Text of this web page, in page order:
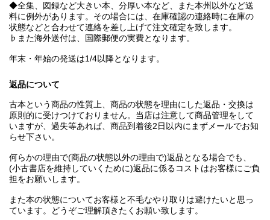
◆全集、図録など大きい本、分厚い本など、また本州以外など送
料に例外があります。その場合には、在庫確認の連絡時に在庫の
状態などと合わせて連絡を差し上げて注文確定を致します。
♭また海外送付は、国際郵便の実費となります。
年末・年始の発送は1/4以降となります。
返品について
古本という商品の性質上、商品の状態を理由にした返品・交換は
原則的に受けつけておりません。当店は注意して商品管理をして
いますが、過失等あれば、商品到着後2日以内にまずメールでお知
らせ下さい。
何らかの理由で(商品の状態以外の理由で)返品となる場合でも、
(小古書店を維持していくために)返品に係るコストはお客様にご負
担をお願いします。
また本の状態についてお客様と不毛なやり取りは避けたいと思っ
ています。どうぞご理解頂きたくお願い致します。